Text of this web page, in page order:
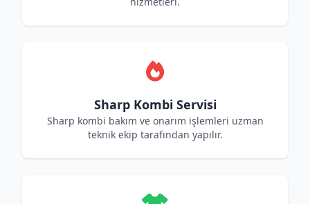
Sharp Kombi Servisi
Sharp kombi bakım ve onarım işlemleri uzman
teknik ekip tarafından yapılır.